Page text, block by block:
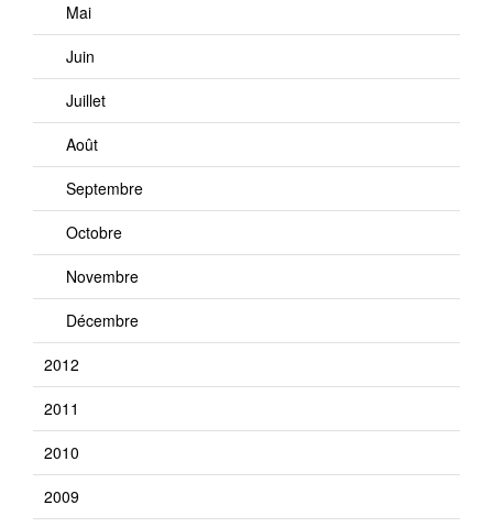
Mai
Juin
Juillet
Août
Septembre
Octobre
Novembre
Décembre
2012
2011
2010
2009